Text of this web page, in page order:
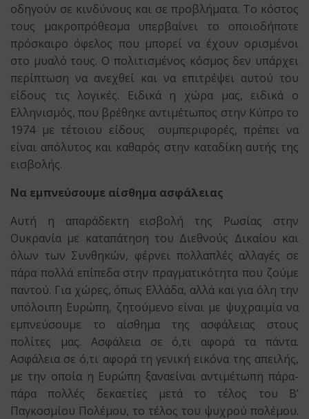
οδηγούν σε κινδύνους και σε προβλήματα. Το κόστος
τους μακροπρόθεσμα υπερβαίνει το οποιοδήποτε
πρόσκαιρο όφελος που μπορεί να έχουν ορισμένοι
στο μυαλό τους. Ο πολιτισμένος κόσμος δεν υπάρχει
περίπτωση να ανεχθεί και να επιτρέψει αυτού του
είδους τις λογικές. Ειδικά η χώρα μας, ειδικά ο
Ελληνισμός, που βρέθηκε αντιμέτωπος στην Κύπρο το
1974 με τέτοιου είδους συμπεριφορές, πρέπει να
είναι απόλυτος και καθαρός στην καταδίκη αυτής της
εισβολής.
Να εμπνεύσουμε αίσθημα ασφάλειας
Αυτή η απαράδεκτη εισβολή της Ρωσίας στην
Ουκρανία με καταπάτηση του Διεθνούς Δικαίου και
όλων των Συνθηκών, φέρνει πολλαπλές αλλαγές σε
πάρα πολλά επίπεδα στην πραγματικότητα που ζούμε
παντού. Για χώρες, όπως Ελλάδα, αλλά και για όλη την
υπόλοιπη Ευρώπη, ζητούμενο είναι με ψυχραιμία να
εμπνεύσουμε το αίσθημα της ασφάλειας στους
πολίτες μας. Ασφάλεια σε ό,τι αφορά τα πάντα.
Ασφάλεια σε ό,τι αφορά τη γενική εικόνα της απειλής,
με την οποία η Ευρώπη ξαναείναι αντιμέτωπη πάρα-
πάρα πολλές δεκαετίες μετά το τέλος του Β’
Παγκοσμίου Πολέμου, το τέλος του ψυχρού πολέμου.